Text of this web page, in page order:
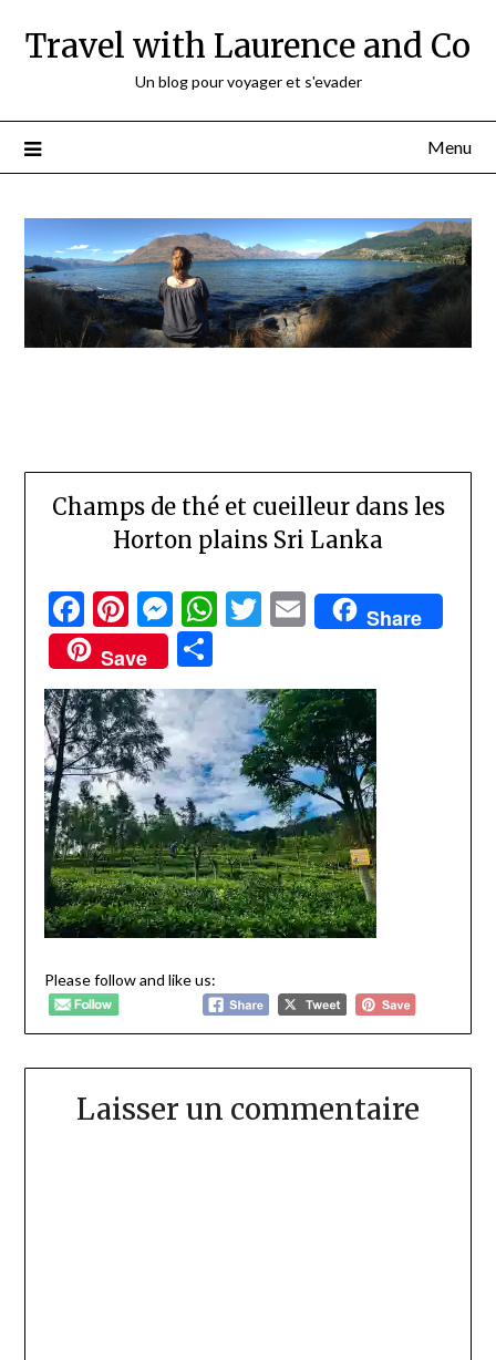
Travel with Laurence and Co
Un blog pour voyager et s'evader
Menu
Champs de thé et cueilleur dans les
Horton plains Sri Lanka
Facebook
Pinterest
Messenger
WhatsApp
Twitter
EmailShare
Save
Partager
Please follow and like us:
Laisser un commentaire